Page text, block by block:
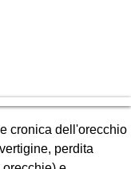
cronica dell'orecchio
perdita